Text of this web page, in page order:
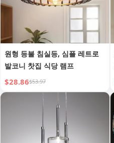
원형 등불 침실등, 심플 레트로
발코니 찻집 식당 램프
$28.86$53.97